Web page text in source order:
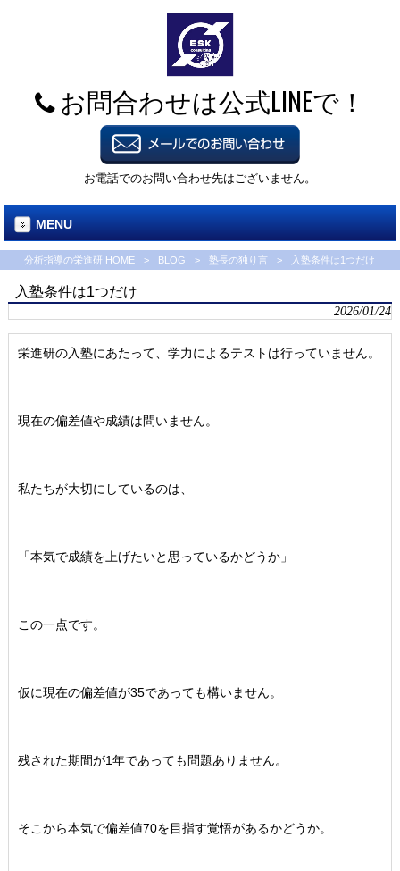
お問合わせは公式LINEで！
お電話でのお問い合わせ先はございません。
MENU
分析指導の栄進研 HOME > BLOG > 塾長の独り言 > 入塾条件は1つだけ
入塾条件は1つだけ
2026/01/24
栄進研の入塾にあたって、学力によるテストは行っていません。
現在の偏差値や成績は問いません。
私たちが大切にしているのは、
「本気で成績を上げたいと思っているかどうか」
この一点です。
仮に現在の偏差値が35であっても構いません。
残された期間が1年であっても問題ありません。
そこから本気で偏差値70を目指す覚悟があるかどうか。